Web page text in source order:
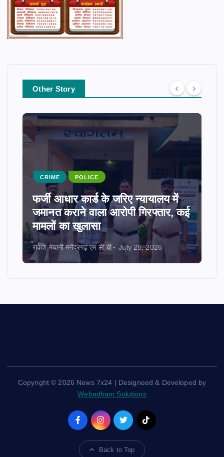
Other Story
CRIME POLICE
फर्जी आधार कार्ड के जरिए न्यायालय में
जमानत कराने वाला आरोपी गिरफ्तार, कई
मामलों का खुलासा
राकेश मेघानी मनेंद्रगढ़ एम सी बी July 25, 2026
Copyright © 2026 News 7x24 | Designeed & Developed by
Webadham Solutions
Back to Top